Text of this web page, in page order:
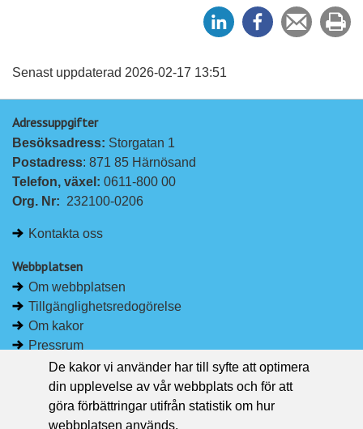
e
e
Tipsa
en
ut
Senast uppdaterad 2026-02-17 13:51
Adressuppgifter
Besöksadress: Storgatan 1
Postadress: 871 85 Härnösand
Telefon, växel: 0611-800 00
Org. Nr: 232100-0206
Kontakta oss
Webbplatsen
Om webbplatsen
Tillgänglighetsredogörelse
Om kakor
Pressrum
Håll dig uppdaterad
Följ Region Västernorrland på Facebook
Region Västernorrland i sociala medier
De kakor vi använder har till syfte att optimera
din upplevelse av vår webbplats och för att
göra förbättringar utifrån statistik om hur
webbplatsen används.